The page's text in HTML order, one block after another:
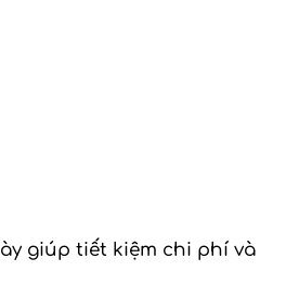
giúp tiết kiệm chi phí và